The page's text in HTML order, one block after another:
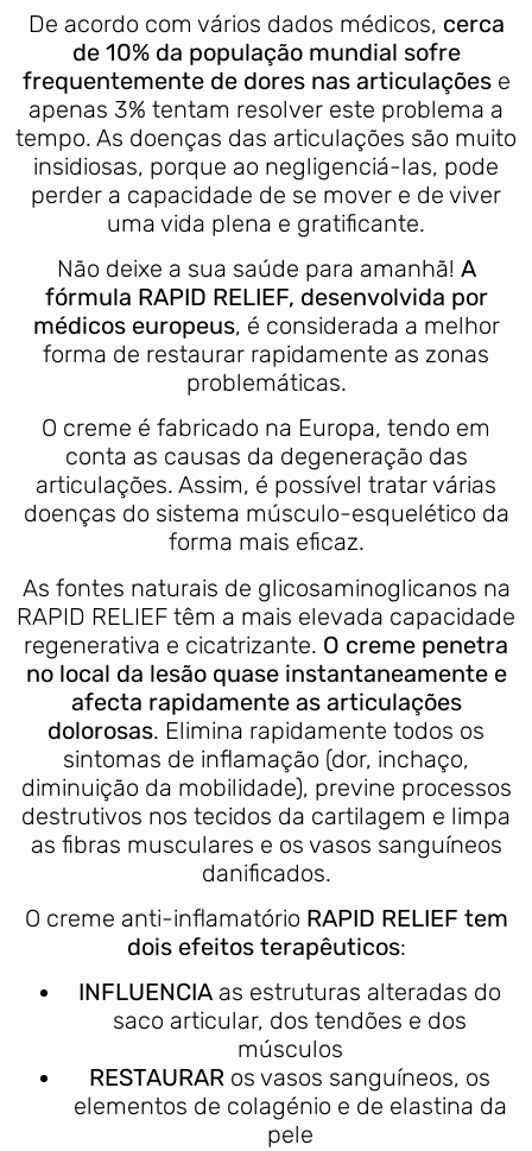
De acordo com vários dados médicos, cerca
de 10% da população mundial sofre
frequentemente de dores nas articulaçõese
apenas 3% tentam resolver este problema a
tempo. As doenças das articulações são muito
insidiosas, porque ao negligenciá-las, pode
perder a capacidade de se mover e de viver
uma vida plena e gratificante.
Não deixe a sua saúde para amanhã! A
fórmula RAPID RELIEF, desenvolvida por
médicos europeus, é considerada a melhor
forma de restaurar rapidamente as zonas
problemáticas.
O creme é fabricado na Europa, tendo em
conta as causas da degeneração das
articulações. Assim, é possível tratar várias
doenças do sistema músculo-esquelético da
forma mais eficaz.
As fontes naturais de glicosaminoglicanos na
RAPID RELIEF têm a mais elevada capacidade
regenerativa e cicatrizante. O creme penetra
no local da lesão quase instantaneamente e
afecta rapidamente as articulações
dolorosas. Elimina rapidamente todos os
sintomas de inflamação (dor, inchaço,
diminuição da mobilidade), previne processos
destrutivos nos tecidos da cartilagem e limpa
as fibras musculares e os vasos sanguíneos
danificados.
O creme anti-inflamatório RAPID RELIEF tem
dois efeitos terapêuticos:
INFLUENCIA as estruturas alteradas do
saco articular, dos tendões e dos
músculos
RESTAURAR os vasos sanguíneos, os
elementos de colagénio e de elastina da
pele